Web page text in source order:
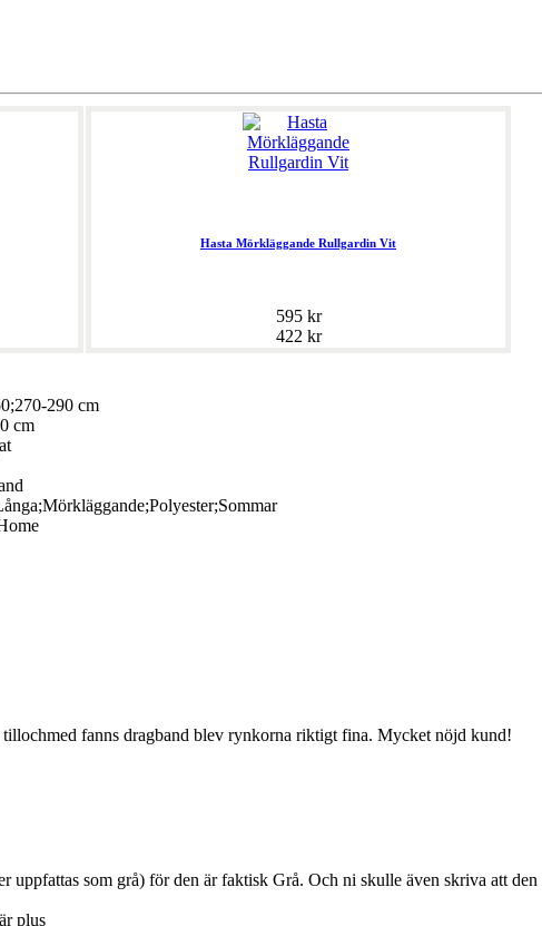
Hasta Mörkläggande Rullgardin Vit
595 kr
422 kr
290 cm
cm
fanns dragband blev rynkorna riktigt fina. Mycket nöjd kund!
som grå) för den är faktisk Grå. Och ni skulle även skriva att
plus